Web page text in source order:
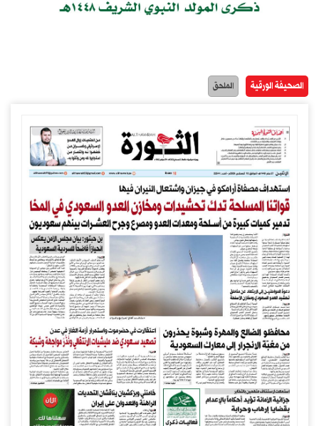
الصحيفة الورقية الملحق